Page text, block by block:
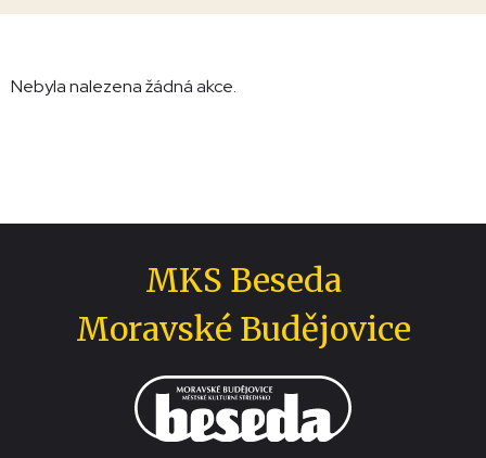
Nebyla nalezena žádná akce.
MKS Beseda
Moravské Budějovice